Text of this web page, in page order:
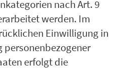
nach Art. 9
werden. Im
Einwilligung in
personenbezogener
erfolgt die